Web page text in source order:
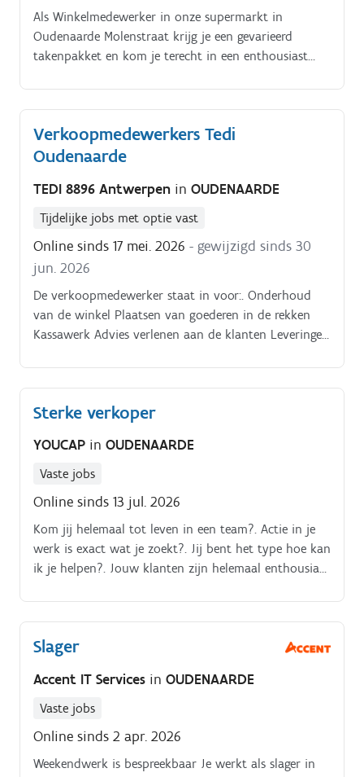
Als Winkelmedewerker in onze supermarkt in
Oudenaarde Molenstraat krijg je een gevarieerd
takenpakket en kom je terecht in een enthousiast
Verkoopmedewerkers Tedi
Oudenaarde
TEDI 8896 Antwerpen in OUDENAARDE
Tijdelijke jobs met optie vast
Online sinds 17 mei. 2026 - gewijzigd sinds 30
jun. 2026
De verkoopmedewerker staat in voor:. Onderhoud
van de winkel Plaatsen van goederen in de rekken
Kassawerk Advies verlenen aan de klanten Leveringen
Sterke verkoper
YOUCAP in OUDENAARDE
Vaste jobs
Online sinds 13 jul. 2026
Kom jij helemaal tot leven in een team?. Actie in je
werk is exact wat je zoekt?. Jij bent het type hoe kan
ik je helpen?. Jouw klanten zijn helemaal enthousiast
Slager
Accent IT Services in OUDENAARDE
Vaste jobs
Online sinds 2 apr. 2026
Weekendwerk is bespreekbaar Je werkt als slager in